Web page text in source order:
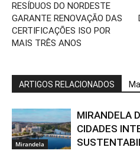
RESÍDUOS DO NORDESTE
GARANTE RENOVAÇÃO DAS
CERTIFICAÇÕES ISO POR
MAIS TRÊS ANOS
ARTIGOS RELACIONADOS
Mirandela
MIRANDELA
CIDADES